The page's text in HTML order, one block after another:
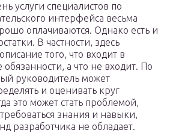
услуги специалистов по
интерфейса весьма
оплачиваются. Однако есть и
В частности, здесь
того, что входит в
а что не входит. По
руководитель может
и оценивать круг
это может стать проблемой,
знания и навыки,
разработчика не обладает.